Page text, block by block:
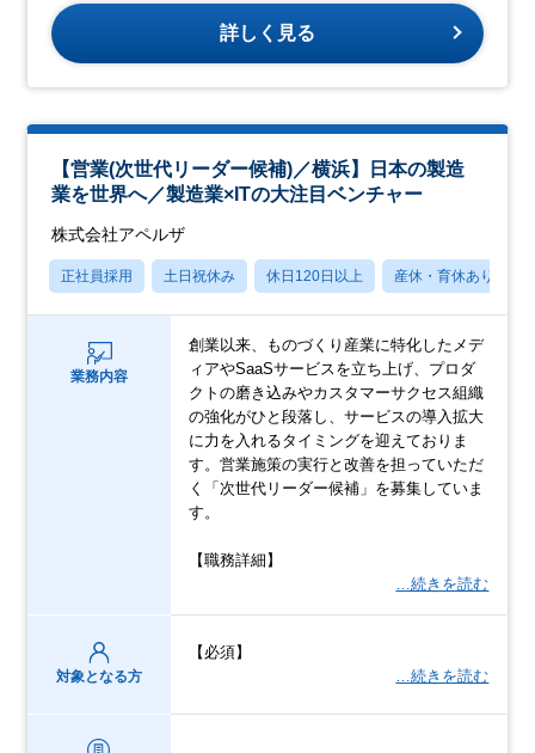
詳しく見る
【営業(次世代リーダー候補)／横浜】日本の製造
業を世界へ／製造業×ITの大注目ベンチャー
株式会社アペルザ
正社員採用 土日祝休み 休日120日以上 産休・育休あり
業務内容
創業以来、ものづくり産業に特化したメデ
ィアやSaaSサービスを立ち上げ、プロダ
クトの磨き込みやカスタマーサクセス組織
の強化がひと段落し、サービスの導入拡大
に力を入れるタイミングを迎えておりま
す。営業施策の実行と改善を担っていただ
く「次世代リーダー候補」を募集していま
す。
【職務詳細】
…続きを読む
対象となる方
【必須】
…続きを読む